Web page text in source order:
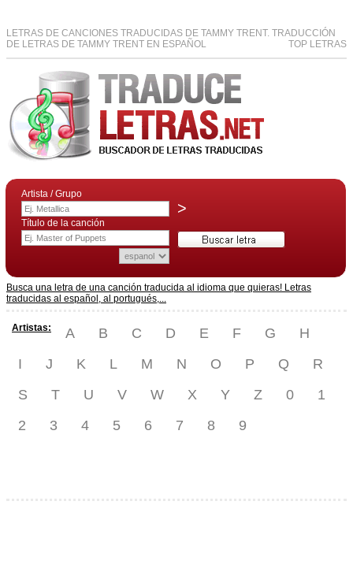
LETRAS DE CANCIONES TRADUCIDAS DE TAMMY TRENT. TRADUCCIÓN
DE LETRAS DE TAMMY TRENT EN ESPAÑOL
TOP LETRAS
Artista / Grupo
>
Título de la canción
Busca una letra de una canción traducida al idioma que quieras! Letras
traducidas al español, al portugués,...
Artistas: A B C D E F G
H
I
J K L M N O P Q
R
S
T U V W X Y Z 0
1
2
3 4 5 6 7 8 9